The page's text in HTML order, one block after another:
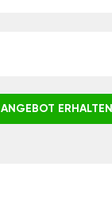
ANGEBOT ERHALTEN